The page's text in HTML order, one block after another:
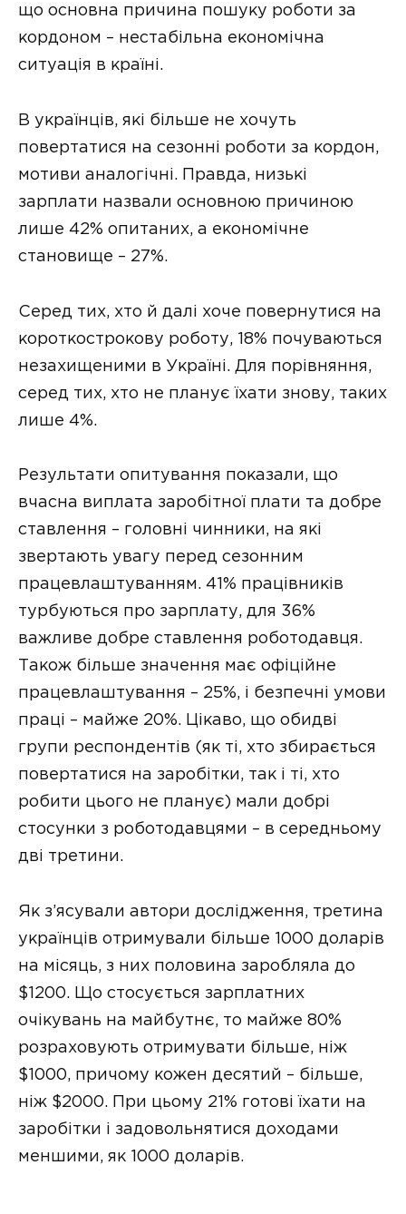
що основна причина пошуку роботи за
кордоном – нестабільна економічна
ситуація в країні.
В українців, які більше не хочуть
повертатися на сезонні роботи за кордон,
мотиви аналогічні. Правда, низькі
зарплати назвали основною причиною
лише 42% опитаних, а економічне
становище – 27%.
Серед тих, хто й далі хоче повернутися на
короткострокову роботу, 18% почуваються
незахищеними в Україні. Для порівняння,
серед тих, хто не планує їхати знову, таких
лише 4%.
Результати опитування показали, що
вчасна виплата заробітної плати та добре
ставлення – головні чинники, на які
звертають увагу перед сезонним
працевлаштуванням. 41% працівників
турбуються про зарплату, для 36%
важливе добре ставлення роботодавця.
Також більше значення має офіційне
працевлаштування – 25%, і безпечні умови
праці – майже 20%. Цікаво, що обидві
групи респондентів (як ті, хто збирається
повертатися на заробітки, так і ті, хто
робити цього не планує) мали добрі
стосунки з роботодавцями – в середньому
дві третини.
Як з’ясували автори дослідження, третина
українців отримували більше 1000 доларів
на місяць, з них половина заробляла до
$1200. Що стосується зарплатних
очікувань на майбутнє, то майже 80%
розраховують отримувати більше, ніж
$1000, причому кожен десятий – більше,
ніж $2000. При цьому 21% готові їхати на
заробітки і задовольнятися доходами
меншими, як 1000 доларів.